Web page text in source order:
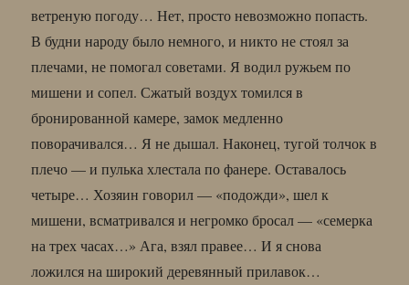
ветреную погоду… Нет, просто невозможно попасть.
В будни народу было немного, и никто не стоял за
плечами, не помогал советами. Я водил ружьем по
мишени и сопел. Сжатый воздух томился в
бронированной камере, замок медленно
поворачивался… Я не дышал. Наконец, тугой толчок в
плечо — и пулька хлестала по фанере. Оставалось
четыре… Хозяин говорил — «подожди», шел к
мишени, всматривался и негромко бросал — «семерка
на трех часах…» Ага, взял правее… И я снова
ложился на широкий деревянный прилавок…